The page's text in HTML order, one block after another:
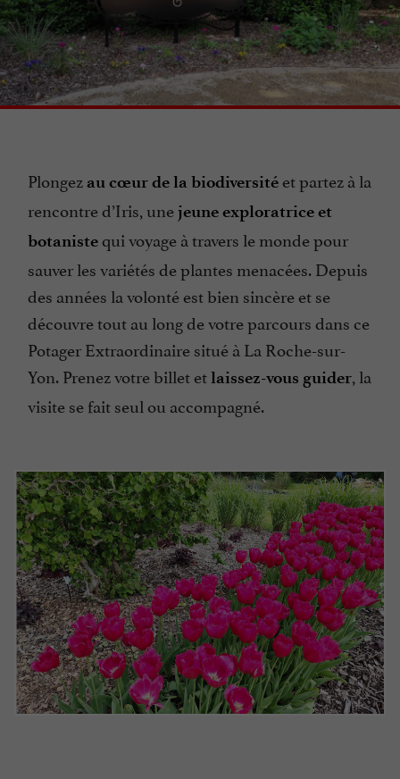
Plongez au cœur de la biodiversité et partez à la
rencontre d’Iris, unejeune exploratrice et
botanistequi voyage à travers le monde pour
sauver les variétés de plantes menacées. Depuis
des années la volonté est bien sincère et se
découvre tout au long de votre parcours dans ce
Potager Extraordinaire situé à La Roche-sur-
Yon. Prenez votre billet etlaissez-vous guider, la
visite se fait seul ou accompagné.